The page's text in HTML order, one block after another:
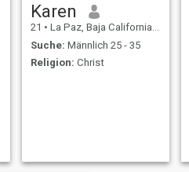
Karen
21 • La Paz, Baja California Sur, Mexiko
Suche: Männlich 25 - 35
Religion: Christ